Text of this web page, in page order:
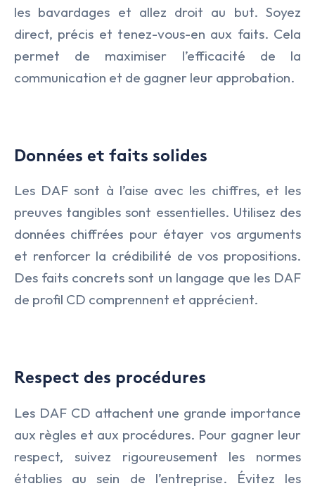
les bavardages et allez droit au but. Soyez
direct, précis et tenez-vous-en aux faits. Cela
permet de maximiser l’efficacité de la
communication et de gagner leur approbation.
Données et faits solides
Les DAF sont à l’aise avec les chiffres, et les
preuves tangibles sont essentielles. Utilisez des
données chiffrées pour étayer vos arguments
et renforcer la crédibilité de vos propositions.
Des faits concrets sont un langage que les DAF
de profil CD comprennent et apprécient.
Respect des procédures
Les DAF CD attachent une grande importance
aux règles et aux procédures. Pour gagner leur
respect, suivez rigoureusement les normes
établies au sein de l’entreprise. Évitez les